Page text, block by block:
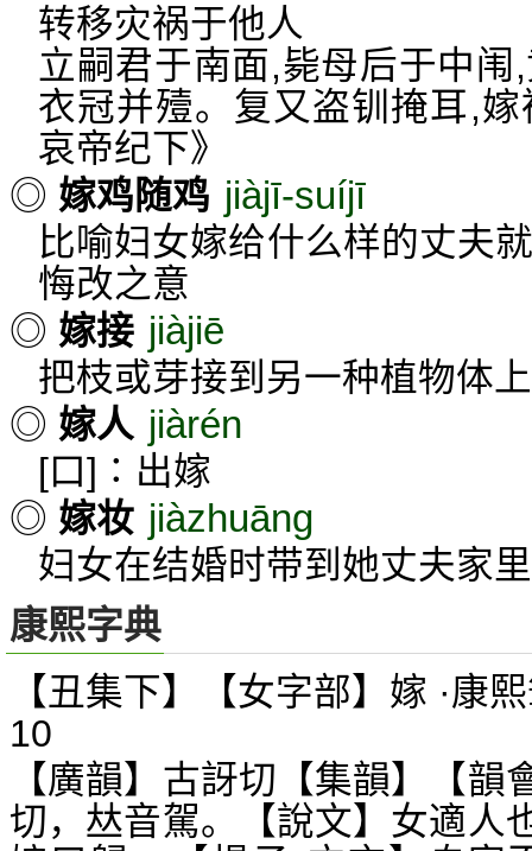
转移灾祸于他人
立嗣君于南面,毙母后于中
衣冠并殪。复又盗钏掩耳,
哀帝纪下》
◎ 嫁鸡随鸡 jiàjī-suíjī
比喻妇女嫁给什么样的丈夫
悔改之意
◎ 嫁接 jiàjiē
把枝或芽接到另一种植物体
◎ 嫁人 jiàrén
[口]∶出嫁
◎ 嫁妆 jiàzhuāng
妇女在结婚时带到她丈夫家
康熙字典
【丑集下】【女字部】嫁 ·康
10
【廣韻】古訝切【集韻】【
切， 𠀤音駕。【說文】女適人